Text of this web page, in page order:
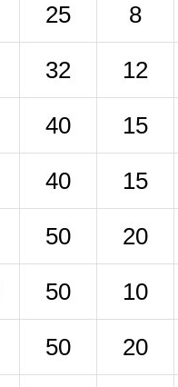
25 8
32 12
40 15
40 15
50 20
50 10
50 20